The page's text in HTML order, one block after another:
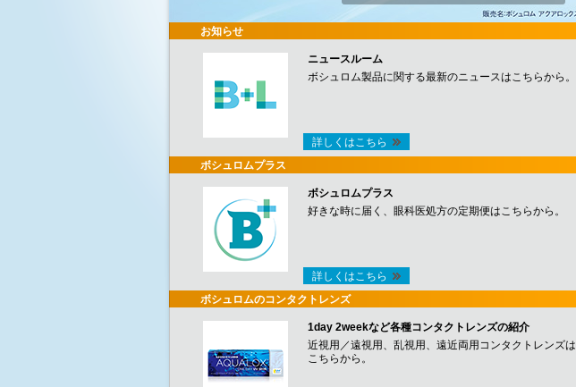
1 2 3 4 5 6 7 8 9
お知らせ
ニュースルーム
ボシュロム製品に関する最新のニュースはこちらから。
詳しくはこちら
ボシュロムプラス
ボシュロムプラス
好きな時に届く、眼科医処方の定期便はこちらから。
詳しくはこちら
ボシュロムのコンタクトレンズ
1day 2weekなど各種コンタクトレンズの紹介
近視用／遠視用、乱視用、遠近両用コンタクトレンズは
こちらから。